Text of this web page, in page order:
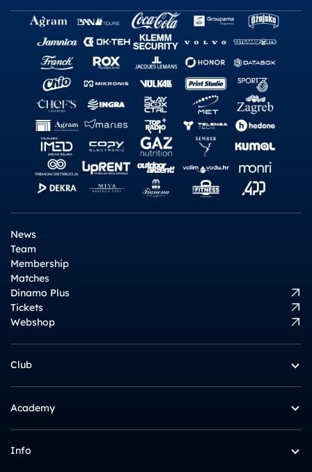
News
Team
Membership
Matches
Dinamo Plus
Tickets
Webshop
Club
Academy
Info